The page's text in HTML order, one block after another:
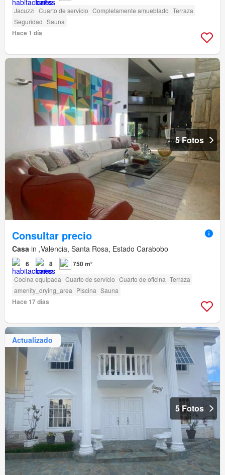
Jacuzzi Cuarto de servicio Completamente amueblado Terraza
Seguridad Sauna
Hace 1 día
5 Fotos
Consultar precio
Casa in ,Valencia, Santa Rosa, Estado Carabobo
6 8 750 m²
Cocina equipada Cuarto de servicio Cuarto de oficina Terraza
amenity_drying_area Piscina Sauna
Hace 17 días
Actualizado
5 Fotos